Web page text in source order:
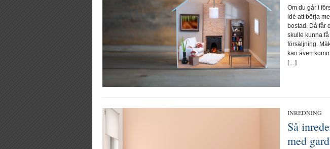
Om du går i
idé att börja
bostad. Då får
skulle kunna få
försäljning.
kan även
[…]
INREDNING
Så
med